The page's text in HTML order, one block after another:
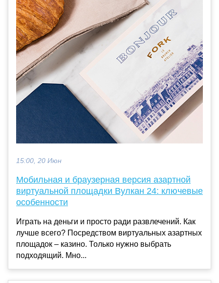
15:00, 20 Июн
Мобильная и браузерная версия азартной
виртуальной площадки Вулкан 24: ключевые
особенности
Играть на деньги и просто ради развлечений. Как
лучше всего? Посредством виртуальных азартных
площадок – казино. Только нужно выбрать
подходящий. Мно...